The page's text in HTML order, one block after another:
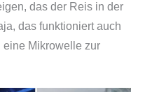
das der Reis in der
das funktioniert auch
eine Mikrowelle zur